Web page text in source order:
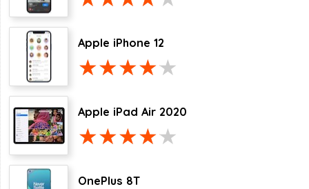
Apple iPhone 12
Apple iPad Air 2020
OnePlus 8T